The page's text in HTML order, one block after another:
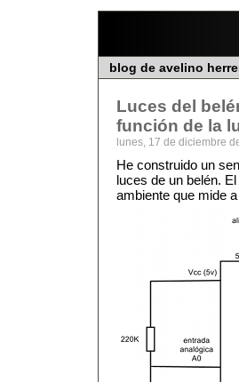
blog de avelino
Luces del
función de la
lunes, 17 de diciembre
He construido un
luces de un belén.
ambiente que mide